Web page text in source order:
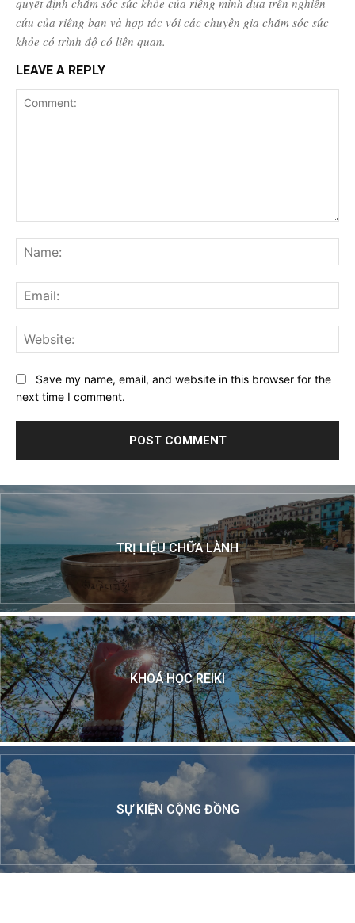
quyết định chăm sóc sức khỏe của riêng mình dựa trên nghiên
cứu của riêng bạn và hợp tác với các chuyên gia chăm sóc sức
khỏe có trình độ có liên quan.
LEAVE A REPLY
Save my name, email, and website in this browser for the
next time I comment.
TRỊ LIỆU CHỮA LÀNH
KHOÁ HỌC REIKI
SỰ KIỆN CỘNG ĐỒNG